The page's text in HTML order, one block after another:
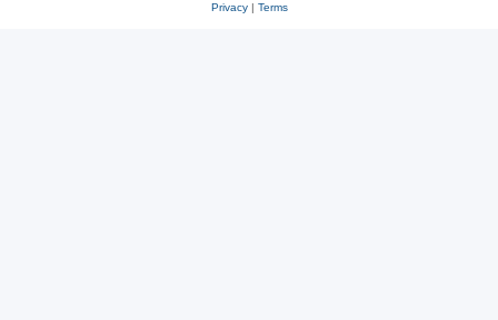
Privacy| Terms